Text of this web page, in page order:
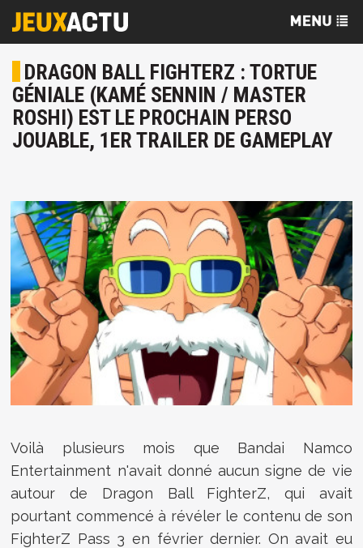
DRAGON BALL FIGHTERZ : TORTUE
GÉNIALE (KAMÉ SENNIN / MASTER
ROSHI) EST LE PROCHAIN PERSO
JOUABLE, 1ER TRAILER DE GAMEPLAY
Voilà plusieurs mois que Bandai Namco
Entertainment n'avait donné aucun signe de vie
autour de Dragon Ball FighterZ, qui avait
pourtant commencé à révéler le contenu de son
FighterZ Pass 3 en février dernier. On avait eu